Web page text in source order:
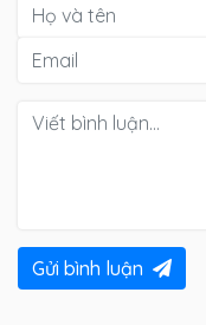
Gửi bình luận